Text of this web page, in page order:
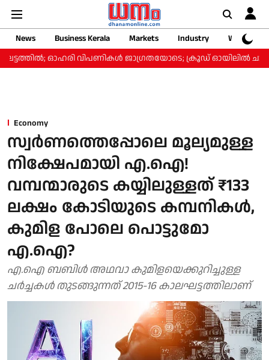
News Business Kerala Markets Industry
Web
ഓഹരി വിപണികൾ ജാഗ്രതയോടെ; ക്രൂഡ് ഓയിലിൽ
Economy
സ്വര്‍ണത്തെപ്പോലെ മൂല്യമുള്ള
നിക്ഷേപമായി എ.ഐ!
വമ്പന്മാരുടെ കയ്യിലുള്ളത് ₹133
ലക്ഷം കോടിയുടെ കമ്പനികള്‍,
കുമിള പോലെ പൊട്ടുമോ
എ.ഐ?
എ.ഐ ബബിള്‍ അഥവാ കുമിളയെക്കുറിച്ചുള്ള
ചര്‍ച്ചകള്‍ തുടങ്ങുന്നത് 2015-16 കാലഘട്ടത്തിലാണ്